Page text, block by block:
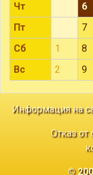
Чт
6
Пт
7
Сб
1 8
Вс
2 9
Информация на
Отказ от
©